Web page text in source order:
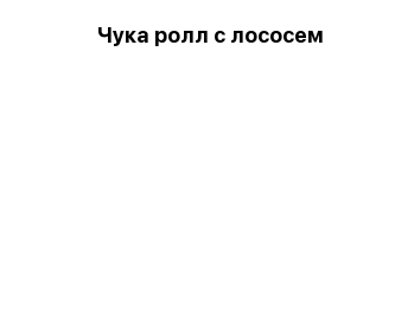
Чука ролл с лососем